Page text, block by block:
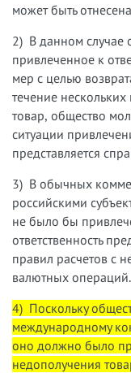
может быть
2) В данном случае
привлеченное к
мер с целью
течение
товар, общество
ситуации
представляется
3) В обычных
российскими
не было бы
ответственность
правил расчетов с
валютных операций.
4) Поскольку
международному
оно должно было
недополучения